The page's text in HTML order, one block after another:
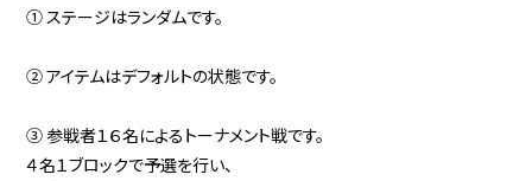
① ステージはランダムです。
② アイテムはデフォルトの状態です。
③ 参戦者１６名によるトーナメント戦です。
４名１ブロックで予選を行い、